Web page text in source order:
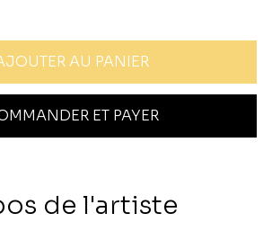
de l'artiste
AU PANIER
ET PAYER